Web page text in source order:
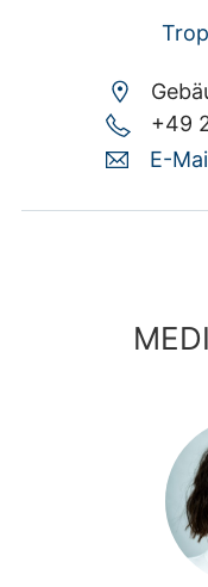
+49
E-